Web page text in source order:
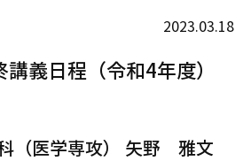
2023.03.18
義日程（令和4年度）
（医学専攻） 矢野 雅文